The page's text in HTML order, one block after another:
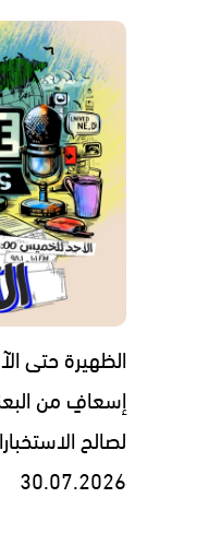
الظهيرة حتى
إسعافٍ من
لصالح
30.07.2026